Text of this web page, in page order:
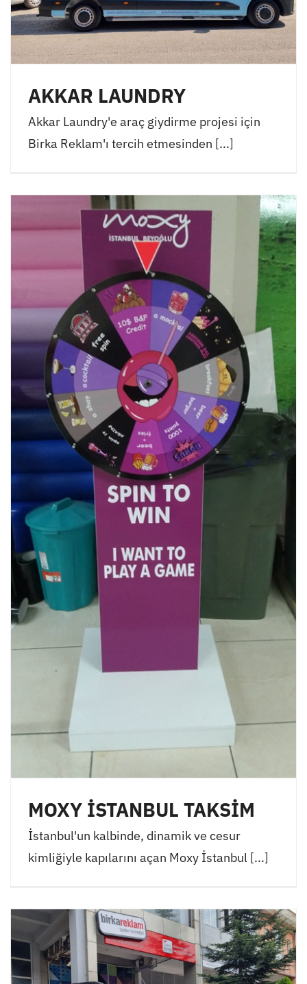
AKKAR LAUNDRY
Akkar Laundry'e araç giydirme projesi için
Birka Reklam'ı tercih etmesinden [...]
MOXY İSTANBUL TAKSİM
İstanbul'un kalbinde, dinamik ve cesur
kimliğiyle kapılarını açan Moxy İstanbul [...]